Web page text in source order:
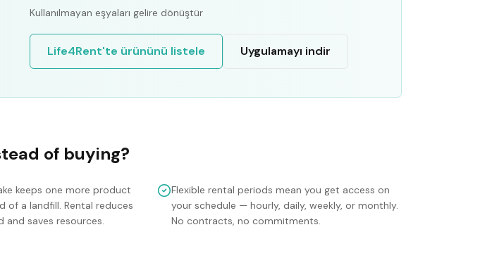
Kullanılmayan eşyaları gelire dönüştür
Life4Rent'te ürününü listele Uygulamayı indir
of buying?
keeps one more product
of a landfill. Rental reduces
saves resources.
Flexible rental periods mean you get access on
your schedule — hourly, daily, weekly, or monthly.
No contracts, no commitments.